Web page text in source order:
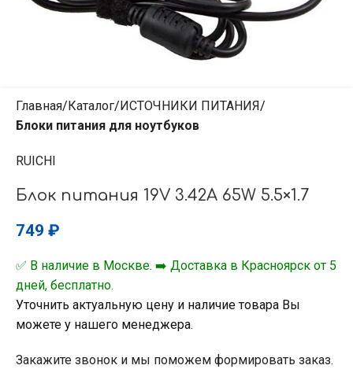
Главная Каталог ИСТОЧНИКИ ПИТАНИЯ
Блоки питания для ноутбуков
RUICHI
Блок питания 19V 3.42A 65W 5.5×1.7
749 ₽
✅ В наличие в Москве. ➡️ Доставка в Красноярск от 5
дней, бесплатно.
Уточнить актуальную цену и наличие товара Вы
можете у нашего менеджера.
Закажите звонок и мы поможем формировать заказ.